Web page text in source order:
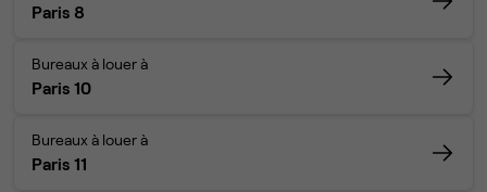
Paris 8
Bureaux à louer à
Paris 10
Bureaux à louer à
Paris 11